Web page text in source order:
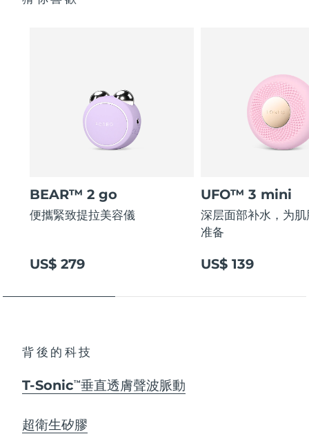
BEAR™ 2 go
便攜緊致提拉美容儀
US$ 279
UFO™ 3 mini
深层面部补水，为
准备
US$ 139
背後的科技
T-SonicTM 垂直透膚聲波脈動
超衛生矽膠